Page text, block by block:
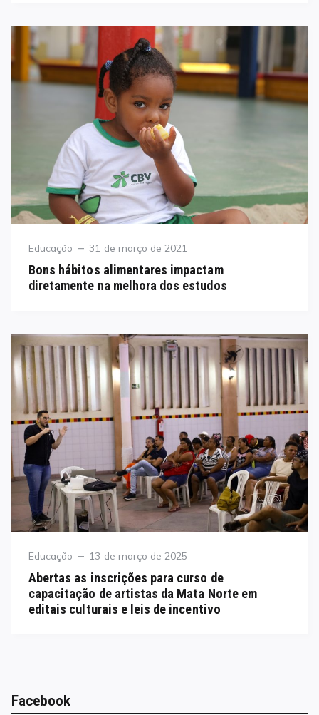
Category
Educação
Posted
31 de março de 2021
Bons hábitos alimentares impactam
diretamente na melhora dos estudos
Category
Educação
Posted
13 de março de 2025
Abertas as inscrições para curso de
capacitação de artistas da Mata Norte em
editais culturais e leis de incentivo
Facebook